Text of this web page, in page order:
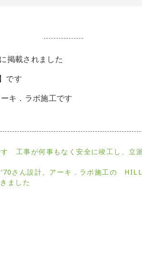
掲載されました
です
キ．ラボ施工です
工事が何事もなく安全に竣工し、立
‘70さん設計、アーキ．ラボ施工の
ました